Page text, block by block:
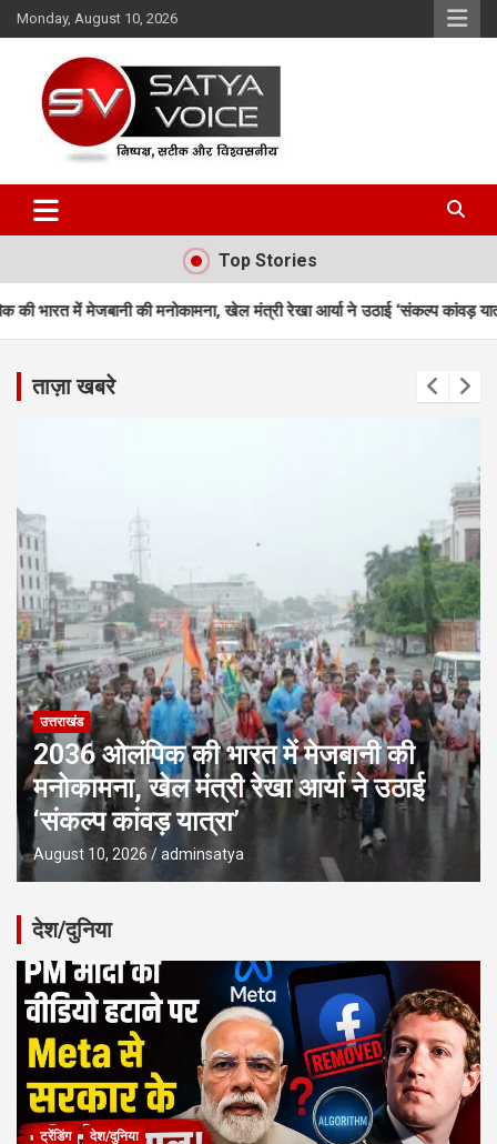
Skip
to
Monday, August 10, 2026
Satya Voice
Top Stories
खेल मंत्री रेखा आर्या ने उठाई ‘संकल्प कांवड़ यात्रा’ कॉमनवेल्थ गेम्स
ताज़ा खबरे
उत्तराखंड
2036 ओलंपिक की भारत में मेजबानी की
मनोकामना, खेल मंत्री रेखा आर्या ने उठाई
‘संकल्प कांवड़ यात्रा’
August 10, 2026 adminsatya
देश/दुनिया
ट्रेंडिंग देश/दुनिया